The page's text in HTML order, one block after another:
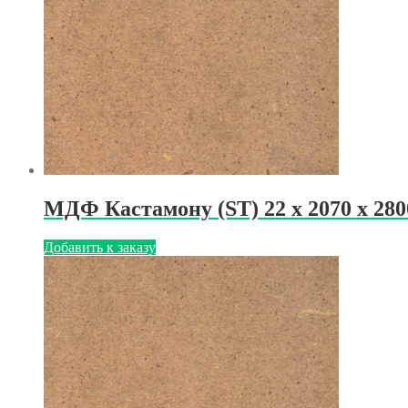
МДФ Кастамону (ST) 22 х 2070 х
Добавить к заказу